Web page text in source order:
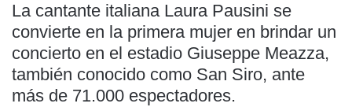
La cantante italiana Laura Pausini se
convierte en la primera mujer en brindar un
concierto en el estadio Giuseppe Meazza,
también conocido como San Siro, ante
más de 71.000 espectadores.